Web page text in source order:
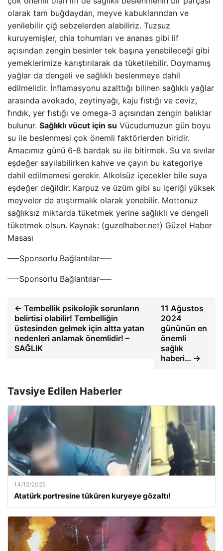
olarak tam buğdaydan, meyve kabuklarından ve
yenilebilir çiğ sebzelerden alabiliriz. Tuzsuz
kuruyemişler, chia tohumları ve ananas gibi lif
açısından zengin besinler tek başına yenebileceği gibi
yemeklerimize karıştırılarak da tüketilebilir. Doymamış
yağlar da dengeli ve sağlıklı beslenmeye dahil
edilmelidir. İnflamasyonu azalttığı bilinen sağlıklı yağlar
arasında avokado, zeytinyağı, kaju fıstığı ve ceviz,
fındık, yer fıstığı ve omega-3 açısından zengin balıklar
bulunur. Sağlıklı vücut için su Vücudumuzun gün boyu
su ile beslenmesi çok önemli faktörlerden biridir.
Amacımız günü 6-8 bardak su ile bitirmek. Su ve sıvılar
eşdeğer sayılabilirken kahve ve çayın bu kategoriye
dahil edilmemesi gerekir. Alkolsüz içecekler bile suya
eşdeğer değildir. Karpuz ve üzüm gibi su içeriği yüksek
meyveler de atıştırmalık olarak yenebilir. Mottonuz
sağlıksız miktarda tüketmek yerine sağlıklı ve dengeli
tüketmek olsun. Kaynak: (guzelhaber.net) Güzel Haber
Masası
—–Sponsorlu Bağlantılar—–
—–Sponsorlu Bağlantılar—–
← Tembellik psikolojik sorunların
belirtisi olabilir! Tembelliğin
üstesinden gelmek için altta yatan
nedenleri anlamak önemlidir! –
SAĞLIK
11 Ağustos
2024
gününün en
önemli
sağlık
haberi… →
Tavsiye Edilen Haberler
14/12/2025
Atatürk portresine tüküren kuryeye gözaltı!